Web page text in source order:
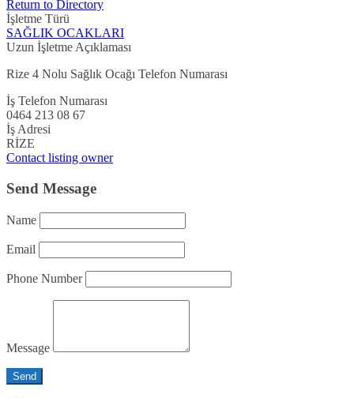
Return to Directory
İşletme Türü
SAĞLIK OCAKLARI
Uzun İşletme Açıklaması
Rize 4 Nolu Sağlık Ocağı Telefon Numarası
İş Telefon Numarası
0464 213 08 67
İş Adresi
RİZE
Contact listing owner
Send Message
Name
Email
Phone Number
Message